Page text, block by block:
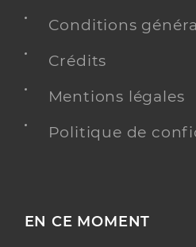
Conditions
Crédits
Mentions légales
Politique de
EN CE MOMENT